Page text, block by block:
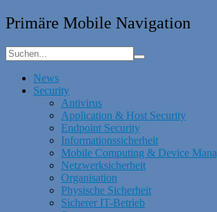
Primäre Mobile Navigation
News
Security
Antivirus
Application & Host Security
Endpoint Security
Informationssicherheit
Mobile Computing & Device
Netzwerksicherheit
Organisation
Physische Sicherheit
Sicherer IT-Betrieb